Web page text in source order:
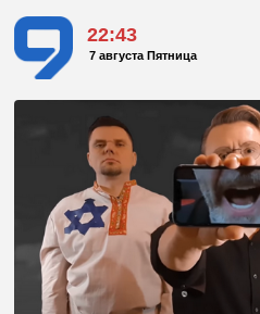
22:43
7 августа Пятница